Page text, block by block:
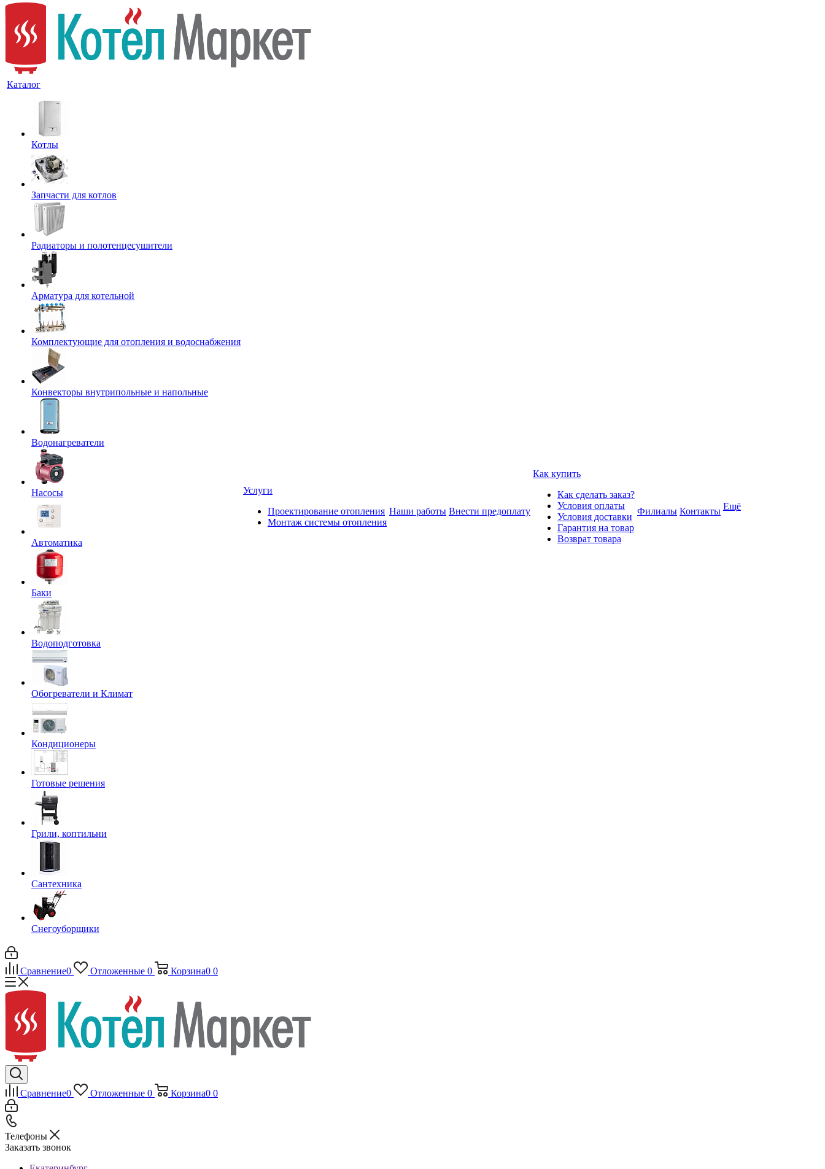
Каталог
Котлы
Запчасти для котлов
Радиаторы и полотенцесушители
Арматура для котельной
Комплектующие для отопления и водоснабжения
Конвекторы внутрипольные и напольные
Водонагреватели
Насосы
Автоматика
Баки
Водоподготовка
Обогреватели и Климат
Кондиционеры
Готовые решения
Грили, коптильни
Сантехника
Снегоуборщики
Услуги
Проектирование отопления
Монтаж системы отопления
Наши работы Внести предоплату
Как купить
Как сделать заказ?
Условия оплаты
Условия доставки
Гарантия на товар
Возврат товара
Филиалы Контакты Ещё
Сравнение0 Отложенные 0 Корзина0 0
Сравнение0 Отложенные 0 Корзина0 0
Телефоны
Заказать звонок